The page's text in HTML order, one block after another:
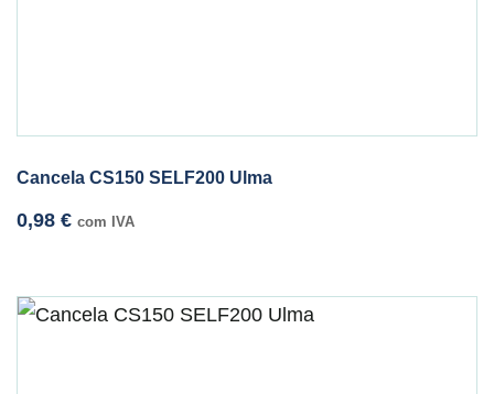
Cancela CS150 SELF200 Ulma
0,98 € com IVA